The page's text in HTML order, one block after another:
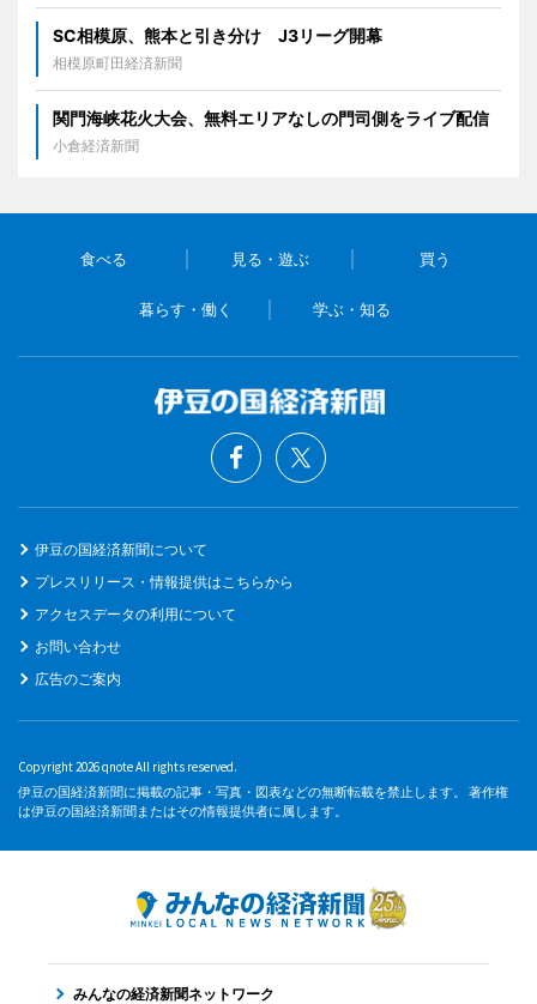
SC相模原、熊本と引き分け J3リーグ開幕
相模原町田経済新聞
関門海峡花火大会、無料エリアなしの門司側をライブ配信
小倉経済新聞
食べる 見る・遊ぶ 買う
暮らす・働く 学ぶ・知る
伊豆の国経済新聞について
プレスリリース・情報提供はこちらから
アクセスデータの利用について
お問い合わせ
広告のご案内
Copyright 2026 qnote All rights reserved.
伊豆の国経済新聞に掲載の記事・写真・図表などの無断転載を禁止します。 著作権
は伊豆の国経済新聞またはその情報提供者に属します。
みんなの経済新聞ネットワーク